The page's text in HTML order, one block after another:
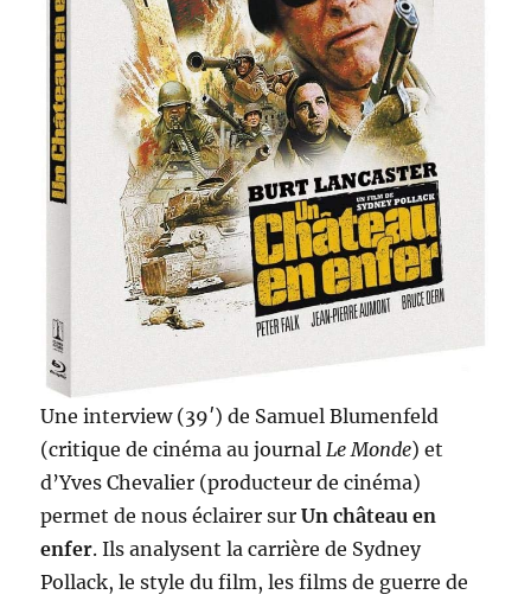
Une interview (39′) de Samuel Blumenfeld
(critique de cinéma au journalLe Monde) et
d’Yves Chevalier (producteur de cinéma)
permet de nous éclairer surUn château en
enfer. Ils analysent la carrière de Sydney
Pollack, le style du film, les films de guerre de